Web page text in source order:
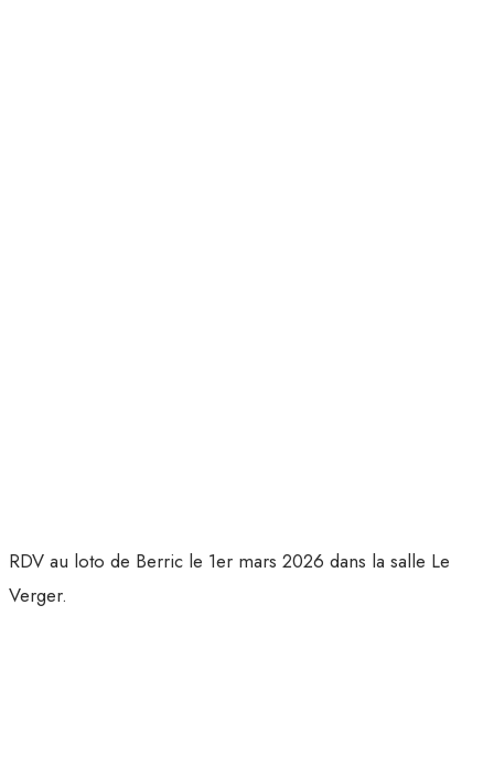
RDV au loto de Berric le 1er mars 2026 dans la salle Le
Verger.